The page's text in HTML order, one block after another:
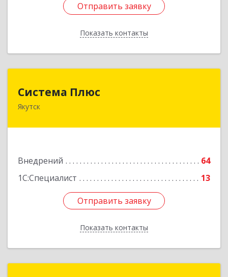
Отправить заявку
Показать контакты
Отправить заявку
Назад
Система Плюс
Якутск
Внедрений
64
1С:Специалист
13
Отправить заявку
Показать контакты
677000, Саха /Якутия/ Респ, Якутск г, Пояркова
Отправить заявку
Назад